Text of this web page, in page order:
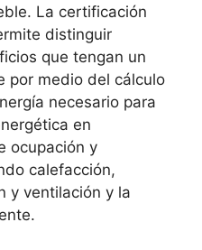
La certificación
distinguir
que tengan un
por medio del cálculo
necesario para
en
ocupación y
calefacción,
y ventilación y la